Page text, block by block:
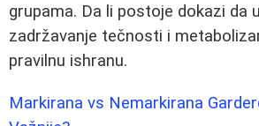
grupama. Da li postoje dokazi da
zadržavanje tečnosti i
pravilnu ishranu.
Markirana vs Nemarkirana